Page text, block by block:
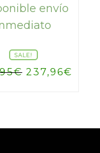
envío
SALE!
€ El
279,95€.
237,96€